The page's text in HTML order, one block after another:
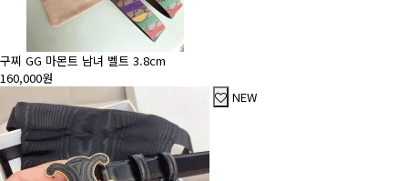
구찌 GG 마몬트 남녀 벨트 3.8cm
160,000원
NEW